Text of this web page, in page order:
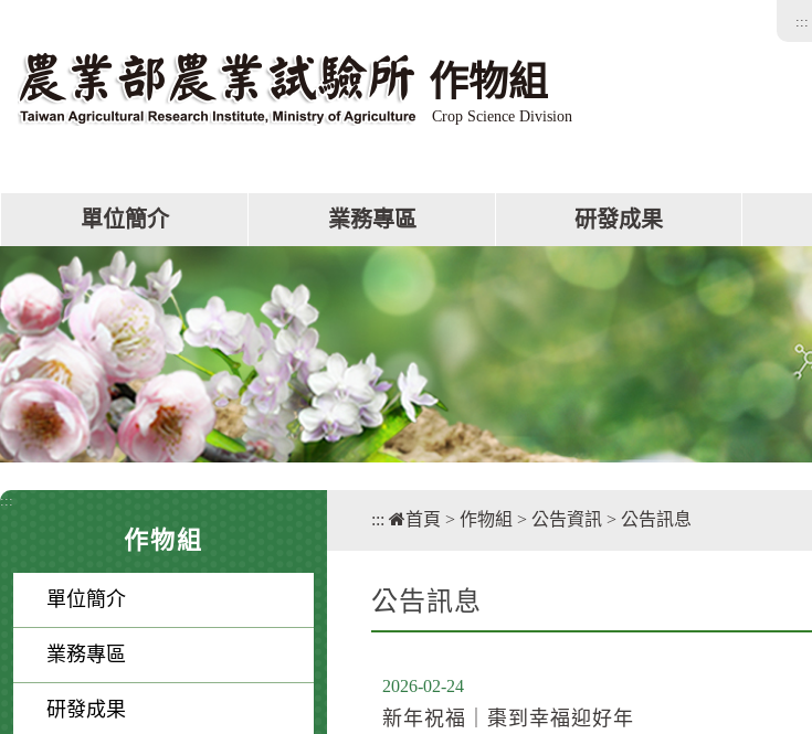
作物組
Crop Science Division
:::
單位簡介 業務專區 研發成果
:::
作物組
單位簡介
業務專區
研發成果
::: 首頁 > 作物組 > 公告資訊 > 公告訊息
公告訊息
2026-02-24
新年祝福｜棗到幸福迎好年